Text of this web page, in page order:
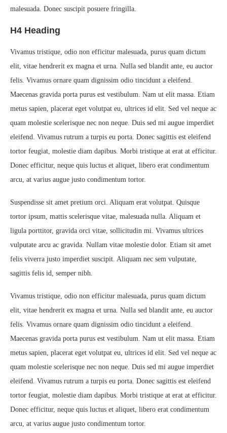
malesuada. Donec suscipit posuere fringilla.
H4 Heading
Vivamus tristique, odio non efficitur malesuada, purus quam dictum
elit, vitae hendrerit ex magna et urna. Nulla sed blandit ante, eu auctor
felis. Vivamus ornare quam dignissim odio tincidunt a eleifend.
Maecenas gravida porta purus est vestibulum. Nam ut elit massa. Etiam
metus sapien, placerat eget volutpat eu, ultrices id elit. Sed vel neque ac
quam molestie scelerisque nec non neque. Duis sed mi augue imperdiet
eleifend. Vivamus rutrum a turpis eu porta. Donec sagittis est eleifend
tortor feugiat, molestie diam dapibus. Morbi tristique at erat at efficitur.
Donec efficitur, neque quis luctus et aliquet, libero erat condimentum
arcu, at varius augue justo condimentum tortor.
Suspendisse sit amet pretium orci. Aliquam erat volutpat. Quisque
tortor ipsum, mattis scelerisque vitae, malesuada nulla. Aliquam et
ligula porttitor, gravida orci vitae, sollicitudin mi. Vivamus ultrices
vulputate arcu ac gravida. Nullam vitae molestie dolor. Etiam sit amet
felis viverra justo imperdiet suscipit. Aliquam nec sem vulputate,
sagittis felis id, semper nibh.
Vivamus tristique, odio non efficitur malesuada, purus quam dictum
elit, vitae hendrerit ex magna et urna. Nulla sed blandit ante, eu auctor
felis. Vivamus ornare quam dignissim odio tincidunt a eleifend.
Maecenas gravida porta purus est vestibulum. Nam ut elit massa. Etiam
metus sapien, placerat eget volutpat eu, ultrices id elit. Sed vel neque ac
quam molestie scelerisque nec non neque. Duis sed mi augue imperdiet
eleifend. Vivamus rutrum a turpis eu porta. Donec sagittis est eleifend
tortor feugiat, molestie diam dapibus. Morbi tristique at erat at efficitur.
Donec efficitur, neque quis luctus et aliquet, libero erat condimentum
arcu, at varius augue justo condimentum tortor.